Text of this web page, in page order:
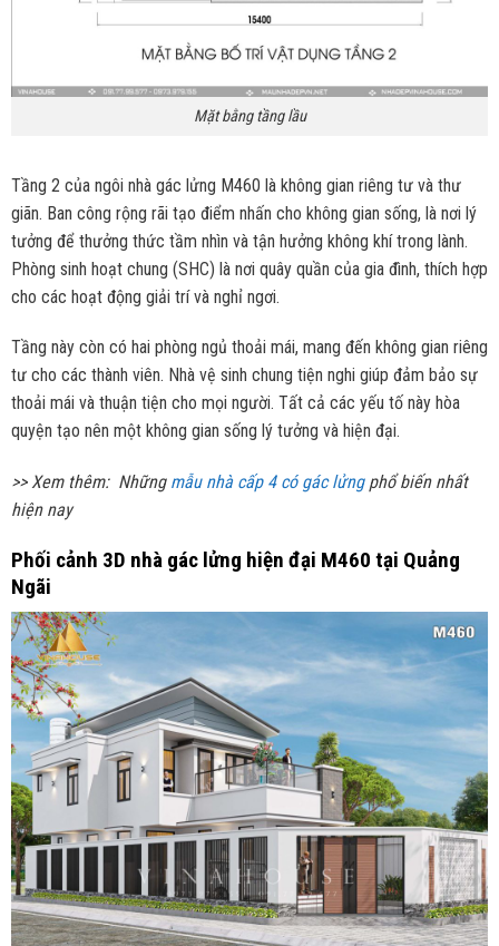
Mặt bằng tầng lầu
Tầng 2 của ngôi nhà gác lửng M460 là không gian riêng tư và thư
giãn. Ban công rộng rãi tạo điểm nhấn cho không gian sống, là nơi lý
tưởng để thưởng thức tầm nhìn và tận hưởng không khí trong lành.
Phòng sinh hoạt chung (SHC) là nơi quây quần của gia đình, thích hợp
cho các hoạt động giải trí và nghỉ ngơi.
Tầng này còn có hai phòng ngủ thoải mái, mang đến không gian riêng
tư cho các thành viên. Nhà vệ sinh chung tiện nghi giúp đảm bảo sự
thoải mái và thuận tiện cho mọi người. Tất cả các yếu tố này hòa
quyện tạo nên một không gian sống lý tưởng và hiện đại.
>> Xem thêm: Những mẫu nhà cấp 4 có gác lửngphổ biến nhất
hiện nay
Phối cảnh 3D nhà gác lửng hiện đại M460 tại Quảng
Ngãi